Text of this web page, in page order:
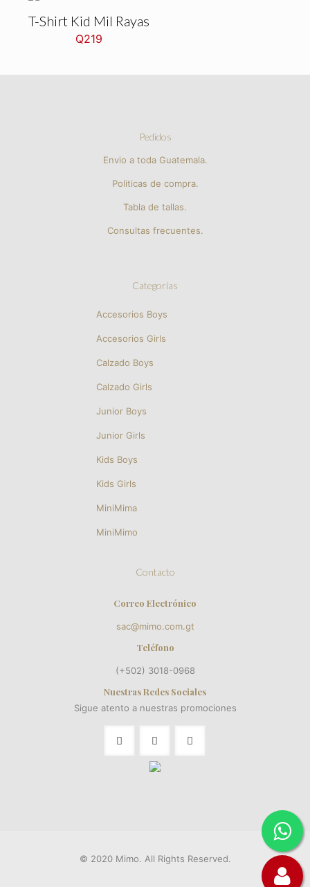
T-Shirt Kid Mil Rayas
Q219
Pedidos
Envio a toda Guatemala.
Politicas de compra.
Tabla de tallas.
Consultas frecuentes.
Categorías
Accesorios Boys
Accesorios Girls
Calzado Boys
Calzado Girls
Junior Boys
Junior Girls
Kids Boys
Kids Girls
MiniMima
MiniMimo
Contacto
Correo Electrónico
sac@mimo.com.gt
Teléfono
(+502) 3018-0968
Nuestras Redes Sociales
Sigue atento a nuestras promociones
© 2020 Mimo. All Rights Reserved.